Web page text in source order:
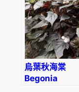
(Remusatia
vivipara)
烏葉秋海棠
Begonia